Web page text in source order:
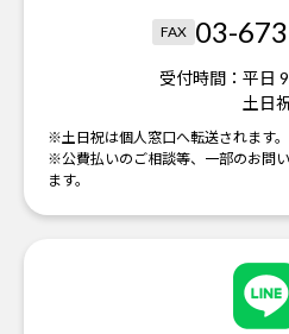
FAX 03-
受付時間： 平日
土日
※土日祝は個人窓口へ転送されます。
※公費払いのご相談等、一部のお問
ます。